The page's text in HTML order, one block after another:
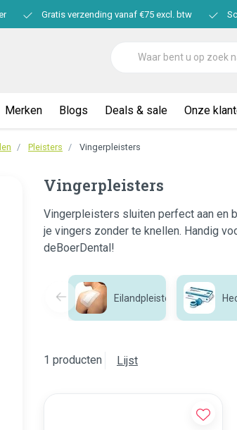
Gratis verzending vanaf €75 excl. btw
Merken Blogs Deals & sale Onze
Pleisters Vingerpleisters
Vingerpleisters
Vingerpleisters sluiten perfect aan en
je vingers zonder te knellen. Handig
deBoerDental!
Eilandpleisters
1 producten Lijst